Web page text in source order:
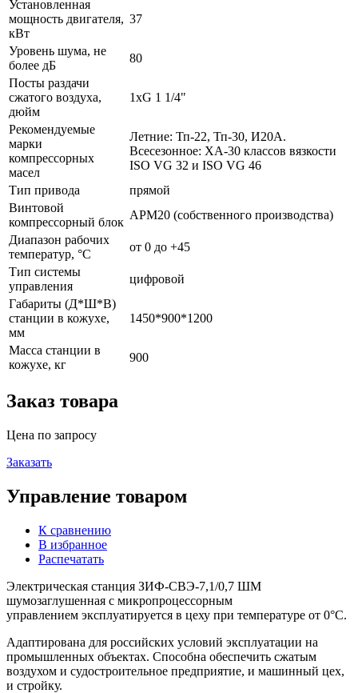
Установленная
мощность двигателя,
кВт
37
Уровень шума, не
более дБ
80
Посты раздачи
сжатого воздуха,
дюйм
1хG 1 1/4"
Рекомендуемые
марки
компрессорных
масел
Летние: Тп-22, Тп-30, И20А.
Всесезонное: ХА-30 классов вязкости
ISO VG 32 и ISO VG 46
Тип привода
прямой
Винтовой
компрессорный блок
АРМ20 (собственного производства)
Диапазон рабочих
температур, °С
от 0 до +45
Тип системы
управления
цифровой
Габариты (Д*Ш*В)
станции в кожухе,
мм
1450*900*1200
Масса станции в
кожухе, кг
900
Заказ товара
Цена по запросу
Заказать
Управление товаром
К сравнению
В избранное
Распечатать
Электрическая станция ЗИФ-СВЭ-7,1/0,7 ШМ
шумозаглушенная с микропроцессорным
управлением эксплуатируется в цеху при температуре от 0°С.
Адаптирована для российских условий эксплуатации на
промышленных объектах. Способна обеспечить сжатым
воздухом и судостроительное предприятие, и машинный цех,
и стройку.